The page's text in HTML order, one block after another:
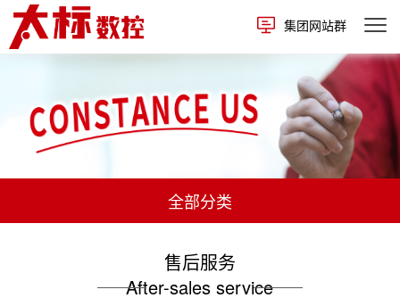
集团网站群
全部分类
售后服务
After-sales service